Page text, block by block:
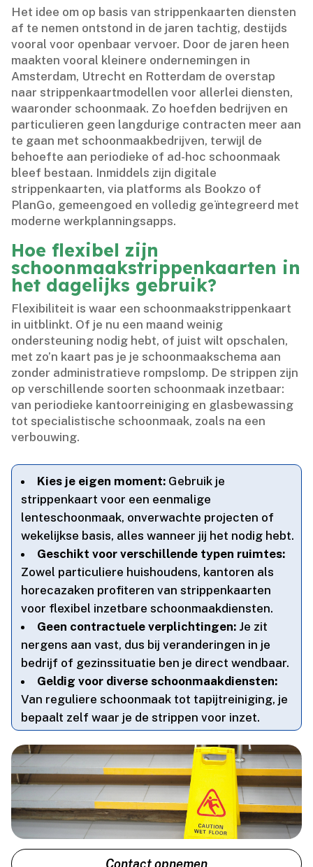
Het idee om op basis van strippenkaarten diensten
af te nemen ontstond in de jaren tachtig, destijds
vooral voor openbaar vervoer.​ Door de jaren heen
maakten vooral kleinere ondernemingen in
Amsterdam, Utrecht en Rotterdam de overstap
naar strippenkaartmodellen voor allerlei diensten,
waaronder schoonmaak.​ Zo hoefden bedrijven en
particulieren geen langdurige contracten meer aan
te gaan met schoonmaakbedrijven, terwijl de
behoefte aan periodieke of ad-hoc schoonmaak
bleef bestaan.​ Inmiddels zijn digitale
strippenkaarten, via platforms als Bookzo of
PlanGo, gemeengoed en volledig geïntegreerd met
moderne werkplanningsapps.​
Hoe flexibel zijn
schoonmaakstrippenkaarten in
het dagelijks gebruik?
Flexibiliteit is waar een schoonmaakstrippenkaart
in uitblinkt.​ Of je nu een maand weinig
ondersteuning nodig hebt, of juist wilt opschalen,
met zo’n kaart pas je je schoonmaakschema aan
zonder administratieve rompslomp.​ De strippen zijn
op verschillende soorten schoonmaak inzetbaar:
van periodieke kantoorreiniging en glasbewassing
tot specialistische schoonmaak, zoals na een
verbouwing.​
Kies je eigen moment: Gebruik je
strippenkaart voor een eenmalige
lenteschoonmaak, onverwachte projecten of
wekelijkse basis, alles wanneer jij het nodig hebt.​
Geschikt voor verschillende typen ruimtes:
Zowel particuliere huishoudens, kantoren als
horecazaken profiteren van strippenkaarten
voor flexibel inzetbare schoonmaakdiensten.​
Geen contractuele verplichtingen: Je zit
nergens aan vast, dus bij veranderingen in je
bedrijf of gezinssituatie ben je direct wendbaar.​
Geldig voor diverse schoonmaakdiensten:
Van reguliere schoonmaak tot tapijtreiniging, je
bepaalt zelf waar je de strippen voor inzet.​
Contact opnemen